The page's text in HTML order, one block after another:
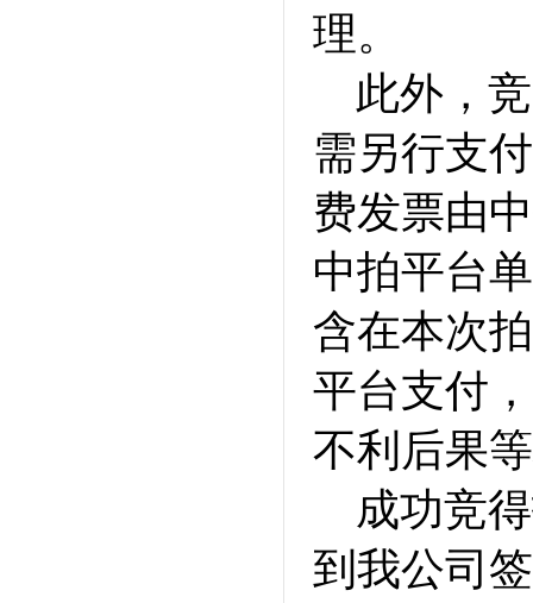
理。
此外，
需另行支
费发票由
中拍平台
含在本次
平台支付
不利后果
成功竞
到我公司